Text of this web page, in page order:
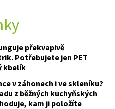
překvapivě
Potřebujete jen PET
kbelík
v záhonech i ve skleníku?
z běžných kuchyňských
kam ji položíte